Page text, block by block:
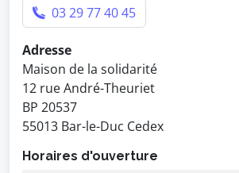
03 29 77 40 45
Adresse
Maison de la solidarité
12 rue André-Theuriet
BP 20537
55013 Bar-le-Duc Cedex
Horaires d'ouverture